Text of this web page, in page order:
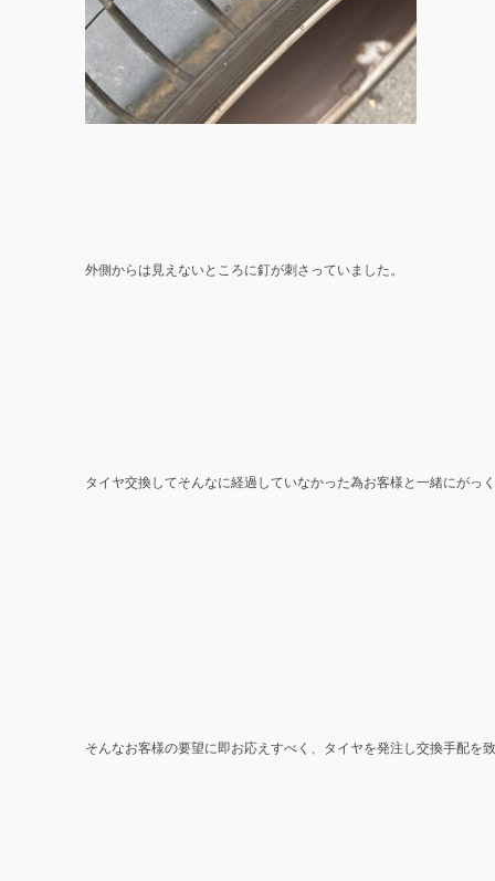
外側からは見えないところに釘が刺さっていました。
タイヤ交換してそんなに経過していなかった為お客様と一緒にがっく
そんなお客様の要望に即お応えすべく、タイヤを発注し交換手配を致